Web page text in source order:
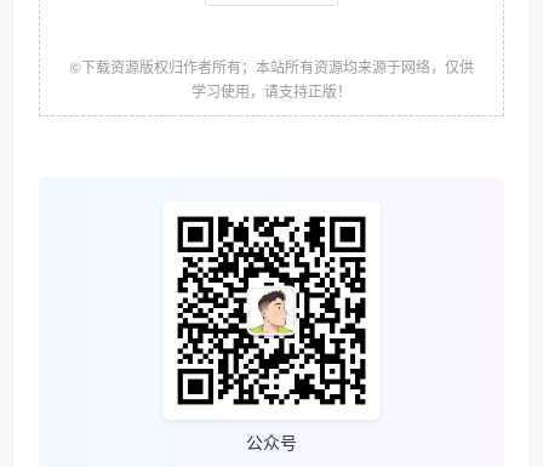
❄
©下载资源版权归作者所有；本站所有资源均来源于网络，仅供
学习使用，请支持正版！
公众号